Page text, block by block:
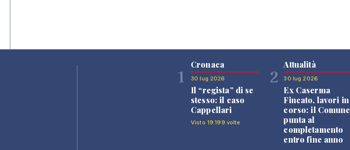
1
Cronaca
30 lug 2026
Il “regista” di se
stesso: il caso
Cappellari
Visto 19.199 volte
2
Attualità
30 lug 2026
Ex Caserma
Fincato, lavori in
corso: il Comune
punta al
completamento
entro fine anno